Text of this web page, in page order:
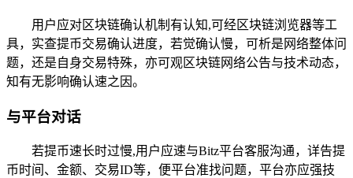
用户应对区块链确认机制有认知,可经区块链浏览器等工
具，实查提币交易确认进度，若觉确认慢，可析是网络整体问
题，还是自身交易特殊，亦可观区块链网络公告与技术动态，
知有无影响确认速之因。
与平台对话
若提币速长时过慢,用户应速与Bitz平台客服沟通，详告提
币时间、金额、交易ID等，便平台准找问题，平台亦应强技